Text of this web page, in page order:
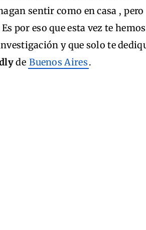
sentir como en casa , pero
por eso que esta vez te hemos
y que solo te
de Buenos Aires.